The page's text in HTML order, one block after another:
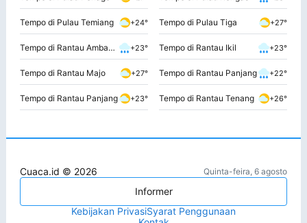
Tempo di Pulau Temiang +24° Tempo di Pulau Tiga +27°
Tempo di Rantau Ambacang +23° Tempo di Rantau Ikil +23°
Tempo di Rantau Majo +27° Tempo di Rantau Panjang +22°
Tempo di Rantau Panjang +23° Tempo di Rantau Tenang +26°
Cuaca.id © 2026 Quinta-feira, 6 agosto
Informer
Kebijakan PrivasiSyarat Penggunaan